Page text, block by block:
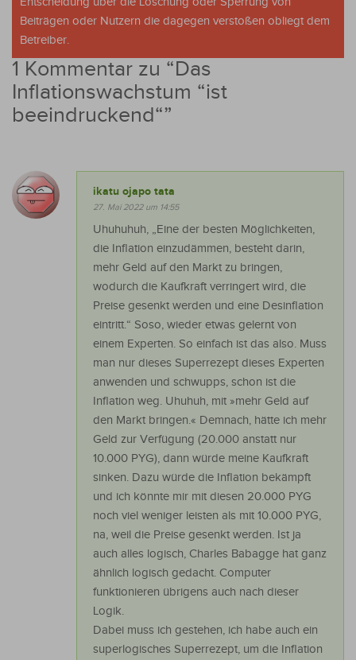
Beiträgen oder Nutzern die dagegen verstoßen obliegt dem
Betreiber.
1 Kommentar zu “Das
Inflationswachstum “ist
beeindruckend“”
ikatu ojapo tata
27. Mai 2022 um 14:55
Uhuhuhuh, „Eine der besten Möglichkeiten,
die Inflation einzudämmen, besteht darin,
mehr Geld auf den Markt zu bringen,
wodurch die Kaufkraft verringert wird, die
Preise gesenkt werden und eine Desinflation
eintritt.“ Soso, wieder etwas gelernt von
einem Experten. So einfach ist das also. Muss
man nur dieses Superrezept dieses Experten
anwenden und schwupps, schon ist die
Inflation weg. Uhuhuh, mit »mehr Geld auf
den Markt bringen.« Demnach, hätte ich mehr
Geld zur Verfügung (20.000 anstatt nur
10.000 PYG), dann würde meine Kaufkraft
sinken. Dazu würde die Inflation bekämpft
und ich könnte mir mit diesen 20.000 PYG
noch viel weniger leisten als mit 10.000 PYG,
na, weil die Preise gesenkt werden. Ist ja
auch alles logisch, Charles Babagge hat ganz
ähnlich logisch gedacht. Computer
funktionieren übrigens auch nach dieser
Logik.
Dabei muss ich gestehen, ich habe auch ein
superlogisches Superrezept, um die Inflation